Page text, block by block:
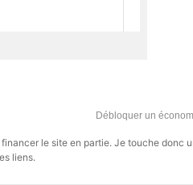
Débloquer un
le site en partie. Je touche donc
liens.